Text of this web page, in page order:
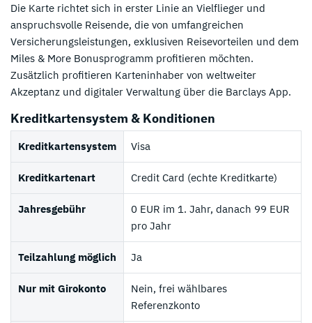
Die Karte richtet sich in erster Linie an Vielflieger und
anspruchsvolle Reisende, die von umfangreichen
Versicherungsleistungen, exklusiven Reisevorteilen und dem
Miles & More Bonusprogramm profitieren möchten.
Zusätzlich profitieren Karteninhaber von weltweiter
Akzeptanz und digitaler Verwaltung über die Barclays App.
Kreditkartensystem & Konditionen
Kreditkartensystem Visa
Kreditkartenart Credit Card (echte Kreditkarte)
Jahresgebühr
0 EUR im 1. Jahr, danach 99 EUR
pro Jahr
Teilzahlung möglich Ja
Nur mit Girokonto
Nein, frei wählbares
Referenzkonto